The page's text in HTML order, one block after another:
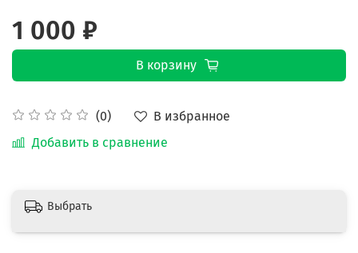
(0)
В избранное
Добавить в сравнение
1 000 ₽
В корзину
Выбрать